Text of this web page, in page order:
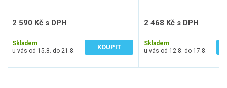
2 590 Kč s DPH
Skladem
u vás od 15.8. do 21.8.
KOUPIT
2 468 Kč s DPH
Skladem
u vás od 12.8. do 17.8.